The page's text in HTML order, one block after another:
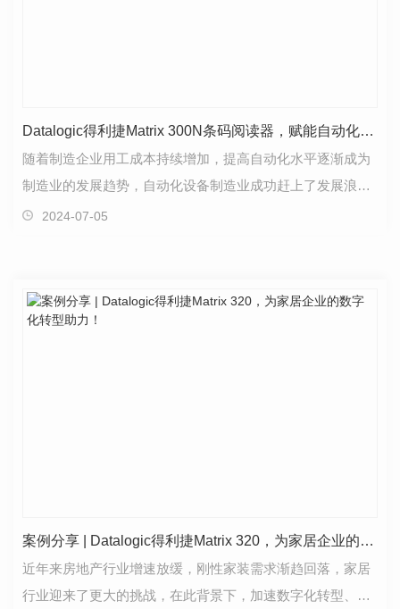
Datalogic得利捷Matrix 300N条码阅读器，赋能自动化设备制造业..生产！
随着制造企业用工成本持续增加，提高自动化水平逐渐成为
制造业的发展趋势，自动化设备制造业成功赶上了发展浪
潮。为满足不断扩张的市场需求，自动化生产企业亟需通…
2024-07-05
案例分享 | Datalogic得利捷Matrix 320，为家居企业的数字化转型助力！
近年来房地产行业增速放缓，刚性家装需求渐趋回落，家居
行业迎来了更大的挑战，在此背景下，加速数字化转型、提